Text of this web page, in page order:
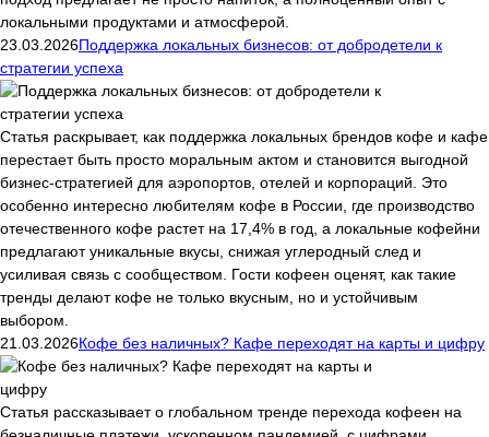
локальными продуктами и атмосферой.
23.03.2026Поддержка локальных бизнесов: от добродетели к
стратегии успеха
Статья раскрывает, как поддержка локальных брендов кофе и кафе
перестает быть просто моральным актом и становится выгодной
бизнес-стратегией для аэропортов, отелей и корпораций. Это
особенно интересно любителям кофе в России, где производство
отечественного кофе растет на 17,4% в год, а локальные кофейни
предлагают уникальные вкусы, снижая углеродный след и
усиливая связь с сообществом. Гости кофеен оценят, как такие
тренды делают кофе не только вкусным, но и устойчивым
выбором.
21.03.2026Кофе без наличных? Кафе переходят на карты и цифру
Статья рассказывает о глобальном тренде перехода кофеен на